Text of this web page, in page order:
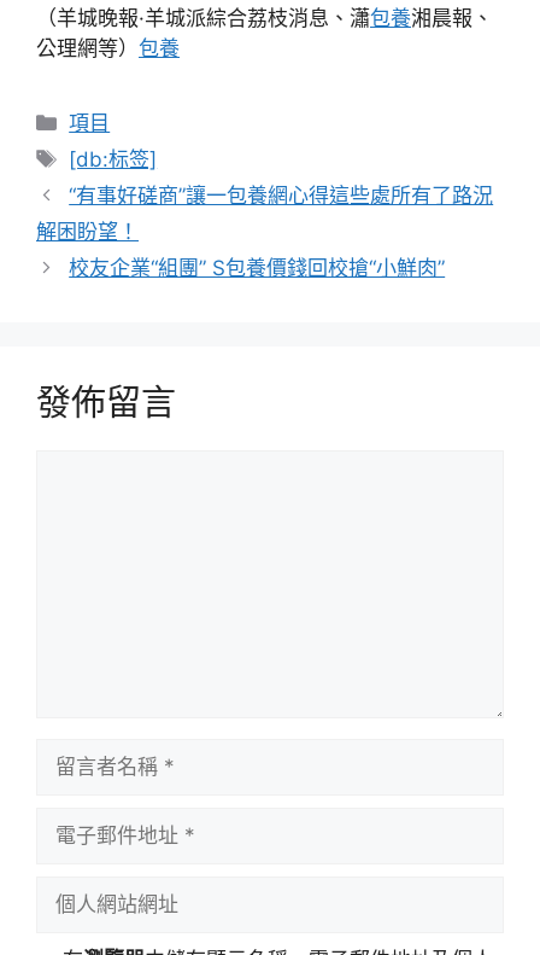
（羊城晚報·羊城派綜合荔枝消息、瀟包養湘晨報、
公理網等） 包養
分
類
項目
標
籤
[db:标签]
“有事好磋商”讓一包養網心得這些處所有了路況
解困盼望！
校友企業“組團” S包養價錢回校搶“小鮮肉”
發佈留言